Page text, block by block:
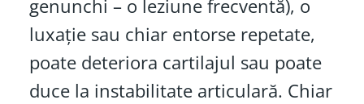
genunchi – o leziune frecventă), o
luxație sau chiar entorse repetate,
poate deteriora cartilajul sau poate
duce la instabilitate articulară. Chiar